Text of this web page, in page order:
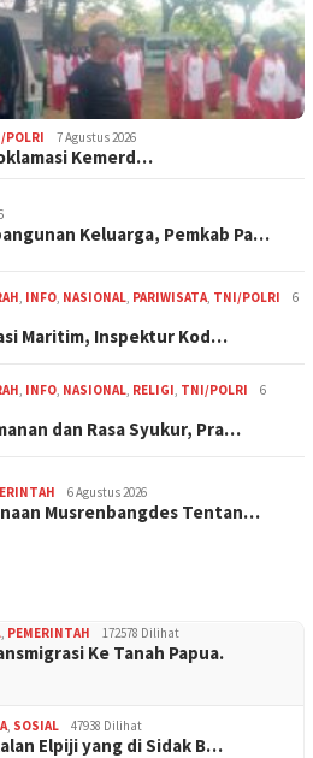
POLRI 7 Agustus 2026
Kemerd…
Keluarga, Pemkab Pa…
INFO NASIONAL PARIWISATA TNI/POLRI
6
Maritim, Inspektur Kod…
INFO NASIONAL RELIGI TNI/POLRI
6
dan Rasa Syukur, Pra…
6 Agustus 2026
Musrenbangdes Tentan…
PEMERINTAH 172578 Dilihat
Ke Tanah Papua.
SOSIAL 47938 Dilihat
Elpiji yang di Sidak B…